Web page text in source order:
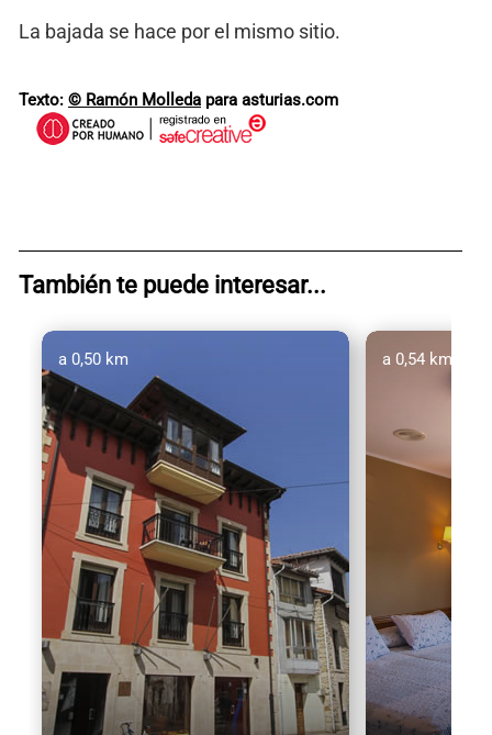
La bajada se hace por el mismo sitio.
Texto: © Ramón Molleda para asturias.com
También te puede interesar...
a 0,50 km a 0,54 km